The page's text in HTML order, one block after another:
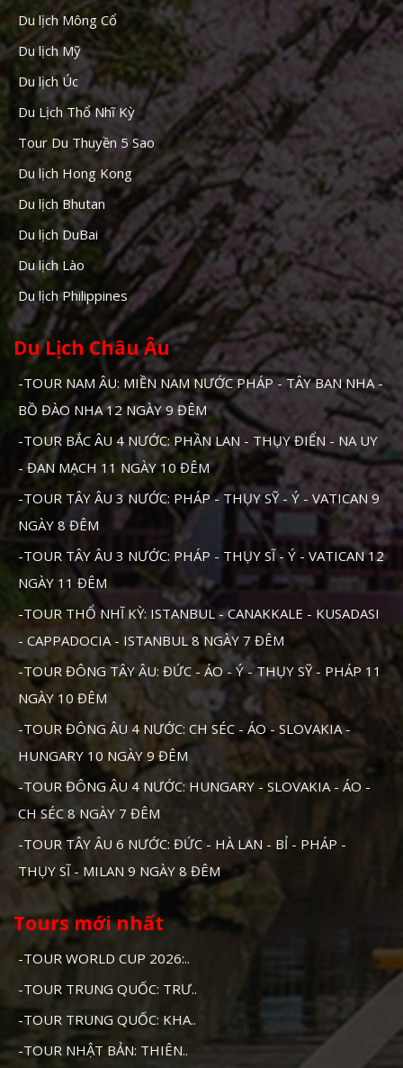
Du lịch Mông Cổ
Du lịch Mỹ
Du lịch Úc
Du Lịch Thổ Nhĩ Kỳ
Tour Du Thuyền 5 Sao
Du lịch Hong Kong
Du lịch Bhutan
Du lịch DuBai
Du lịch Lào
Du lịch Philippines
Du Lịch Châu Âu
-TOUR NAM ÂU: MIỀN NAM NƯỚC PHÁP - TÂY BAN NHA -
BỒ ĐÀO NHA 12 NGÀY 9 ĐÊM
-TOUR BẮC ÂU 4 NƯỚC: PHẦN LAN - THỤY ĐIỂN - NA UY
- ĐAN MẠCH 11 NGÀY 10 ĐÊM
-TOUR TÂY ÂU 3 NƯỚC: PHÁP - THỤY SỸ - Ý - VATICAN 9
NGÀY 8 ĐÊM
-TOUR TÂY ÂU 3 NƯỚC: PHÁP - THỤY SĨ - Ý - VATICAN 12
NGÀY 11 ĐÊM
-TOUR THỔ NHĨ KỲ: ISTANBUL - CANAKKALE - KUSADASI
- CAPPADOCIA - ISTANBUL 8 NGÀY 7 ĐÊM
-TOUR ĐÔNG TÂY ÂU: ĐỨC - ÁO - Ý - THỤY SỸ - PHÁP 11
NGÀY 10 ĐÊM
-TOUR ĐÔNG ÂU 4 NƯỚC: CH SÉC - ÁO - SLOVAKIA -
HUNGARY 10 NGÀY 9 ĐÊM
-TOUR ĐÔNG ÂU 4 NƯỚC: HUNGARY - SLOVAKIA - ÁO -
CH SÉC 8 NGÀY 7 ĐÊM
-TOUR TÂY ÂU 6 NƯỚC: ĐỨC - HÀ LAN - BỈ - PHÁP -
THỤY SĨ - MILAN 9 NGÀY 8 ĐÊM
Tours mới nhất
-TOUR WORLD CUP 2026:..
-TOUR TRUNG QUỐC: TRƯ..
-TOUR TRUNG QUỐC: KHA..
-TOUR NHẬT BẢN: THIÊN..